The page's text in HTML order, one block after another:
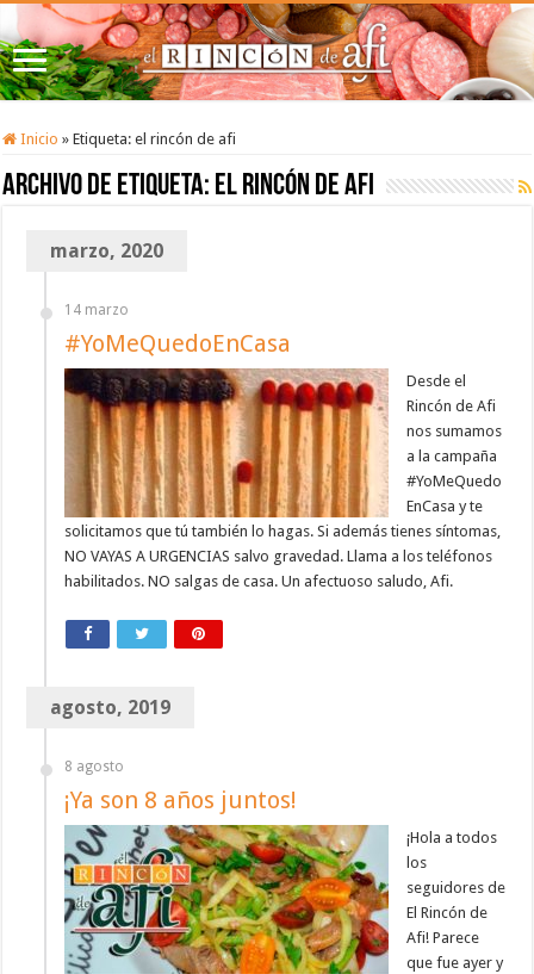
Inicio » Etiqueta:el rincón de afi
Archivo de etiqueta: el rincón de afi
marzo, 2020
14 marzo
#YoMeQuedoEnCasa
Desde el
Rincón de Afi
nos sumamos
a la campaña
#YoMeQuedo
EnCasa y te
solicitamos que tú también lo hagas. Si además tienes síntomas,
NO VAYAS A URGENCIAS salvo gravedad. Llama a los teléfonos
habilitados. NO salgas de casa. Un afectuoso saludo, Afi.
agosto, 2019
8 agosto
¡Ya son 8 años juntos!
¡Hola a todos
los
seguidores de
El Rincón de
Afi! Parece
que fue ayer y